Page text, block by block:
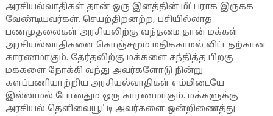
அரசியல்வாதிகள் தான் ஒரு இனத்தின் மீட்பராக இருக்க
வேண்டியவர்கள். செயற்திறனற்ற, பசியில்லாத
பணமுதலைகள் அரசியலிற்கு வந்தமை தான் மக்கள்
அரசியல்வாதிகளை கொஞ்சமும் மதிக்காமல் விட்டதற்கான
காரணமாகும். தேர்தலிற்கு மக்களை சந்தித்த பிறகு
மக்களை நோக்கி வந்து அவர்களோடு நின்று
களப்பணியாற்றிய அரசியல்வாதிகள் எம்மிடையே
இல்லாமல் போனதும் ஒரு காரணமாகும். மக்களுக்கு
அரசியல் தெளிவையூட்டி அவர்களை ஒன்றிணைத்து